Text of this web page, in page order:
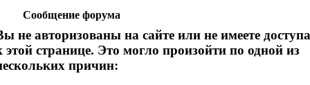
Сообщение форума
не авторизованы на сайте или не имеете доступа
этой странице. Это могло произойти по одной из
причин: